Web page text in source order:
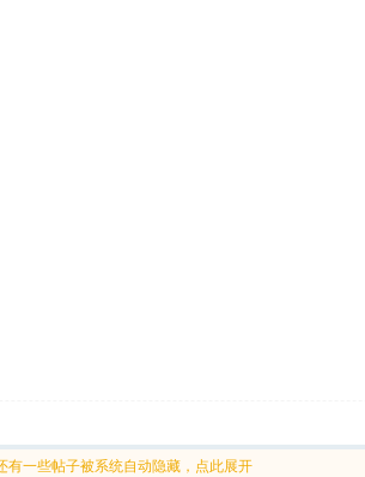
有一些帖子被系统自动隐藏，点此展开